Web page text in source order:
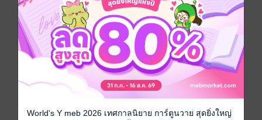
ทันหุ้น 6 มิถุนายน 2567
ประเภทไฟล์
วันที่วางขาย 06 มิถุนายน 2567
ความยาว
World's Y meb 2026 เทศกาลนิยาย การ์ตูนวาย สุดยิ่งใหญ่